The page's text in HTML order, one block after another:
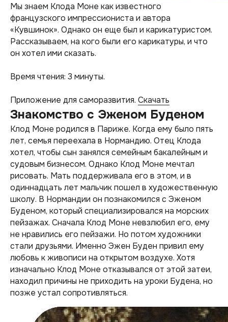
Мы знаем Клода Моне как известного
французского импрессиониста и автора
«Кувшинок». Однако он еще был и карикатуристом.
Рассказываем, на кого были его карикатуры, и что
он хотел ими сказать.
Время чтения: 3 минуты.
Приложение для саморазвития. Скачать
Знакомство с Эженом Буденом
Клод Моне родился в Париже. Когда ему было пять
лет, семья переехала в Нормандию. Отец Клода
хотел, чтобы сын занялся семейным бакалейным и
судовым бизнесом. Однако Клод Моне мечтал
рисовать. Мать поддерживала его в этом, и в
одиннадцать лет мальчик пошел в художественную
школу. В Нормандии он познакомился с Эженом
Буденом, который специализировался на морских
пейзажах. Сначала Клод Моне невзлюбил его, ему
не нравились его пейзажи. Но потом художники
стали друзьями. Именно Эжен Буден привил ему
любовь к живописи на открытом воздухе. Хотя
изначально Клод Моне отказывался от этой затеи,
находил причины не приходить на уроки Будена, но
позже устал сопротивляться.